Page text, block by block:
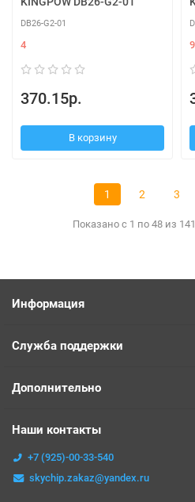
DB26-G2-01
4
370.15р.
В корзину
9
1 2 3
Показано с 1 по 48 из
Информация
Служба поддержки
Дополнительно
Наши контакты
+7 (925)-00-33-540
skychip.zakaz@yandex.ru